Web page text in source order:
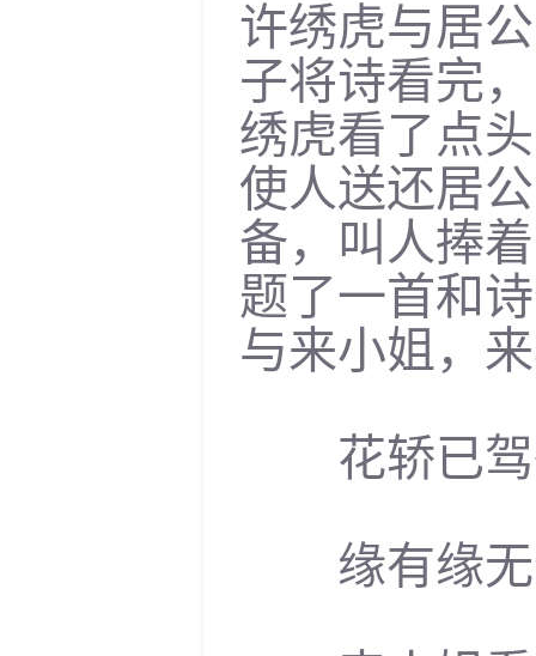
许绣虎与居
子将诗看完
绣虎看了点
使人送还居
备，叫人捧
题了一首和
与来小姐，
花轿已驾
缘有缘无